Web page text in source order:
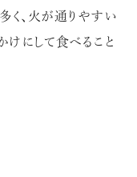
く、火が通りやすい
にして食べること